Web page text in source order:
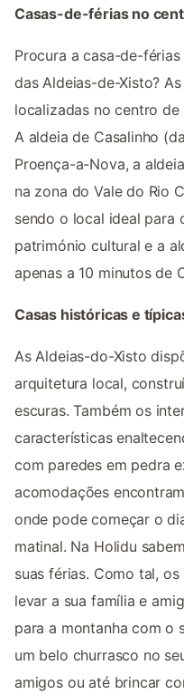
Casas-de-férias no
Procura a casa-de-
das Aldeias-de-Xisto?
localizadas no centro
A aldeia de Casalinho
Proença-a-Nova, a
na zona do Vale do Rio
sendo o local ideal para
património cultural e a
apenas a 10 minutos de
Casas históricas e
As Aldeias-do-Xisto
arquitetura local,
escuras. Também os
características
com paredes em pedra
acomodações
onde pode começar o
matinal. Na Holidu
suas férias. Como tal,
levar a sua família e
para a montanha com o
um belo churrasco no
amigos ou até brincar